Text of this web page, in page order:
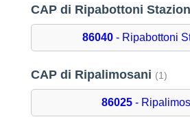
CAP di Ripabottoni
86040 - Ripabottoni
CAP di Ripalimosani (1)
86025-